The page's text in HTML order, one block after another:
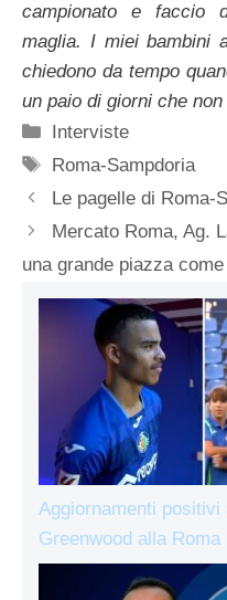
campionato e faccio
maglia. I miei bambini
chiedono da tempo
un paio di giorni che
Categorie
Interviste
Tag
Roma-Sampdoria
Le pagelle di Roma-
Mercato Roma, Ag.
una grande piazza
Aggiornamenti
Greenwood alla Roma